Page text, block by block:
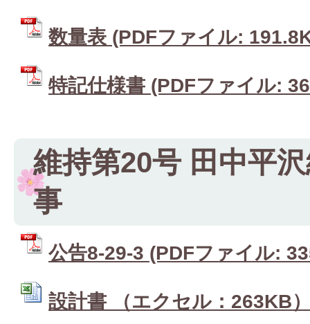
数量表 (PDFファイル:
特記仕様書 (PDFファイル:
維持第20号 田中平
事
公告8-29-3 (PDFファイル:
設計書 （エクセル：263KB